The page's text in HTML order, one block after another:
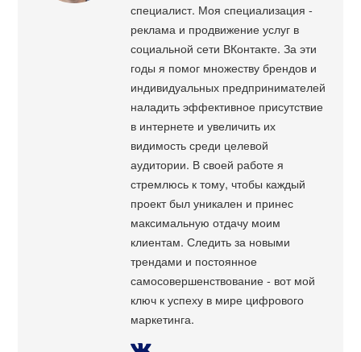
специалист. Моя специализация -
реклама и продвижение услуг в
социальной сети ВКонтакте. За эти
годы я помог множеству брендов и
индивидуальных предпринимателей
наладить эффективное присутствие
в интернете и увеличить их
видимость среди целевой
аудитории. В своей работе я
стремлюсь к тому, чтобы каждый
проект был уникален и принес
максимальную отдачу моим
клиентам. Следить за новыми
трендами и постоянное
самосовершенствование - вот мой
ключ к успеху в мире цифрового
маркетинга.